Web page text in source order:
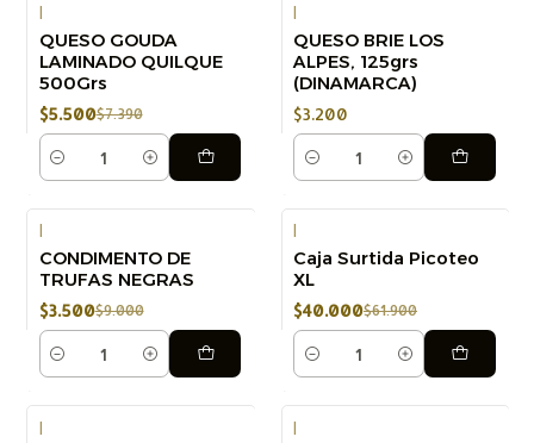
-26%
|
QUESO GOUDA
LAMINADO QUILQUE
500Grs
$5.500$7.390
Cantidad
|
QUESO BRIE LOS
ALPES, 125grs
(DINAMARCA)
$3.200
Cantidad
-61%
CONDIMENTO DE
TRUFAS NEGRAS
$3.500$9.000
Cantidad
-35%
Caja Surtida Picoteo
XL
$40.000$61.900
Cantidad
| |